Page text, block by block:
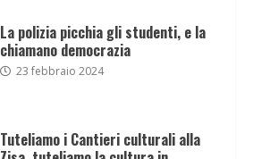
La polizia picchia gli studenti, e la
chiamano democrazia
23 febbraio 2024
Tuteliamo i Cantieri culturali alla